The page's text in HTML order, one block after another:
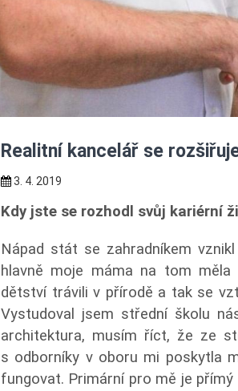
Realitní kancelář se
3. 4. 2019
Kdy jste se rozhodl svůj kariérní
Nápad stát se zahradníkem
hlavně moje máma na tom
dětství trávili v přírodě a tak se
Vystudoval jsem střední školu
architektura, musím říct, že ze
s odborníky v oboru mi poskytla
fungovat. Primární pro mě je